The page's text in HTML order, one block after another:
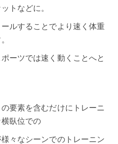
トなどに。
ルすることでより速く体重
ーツでは速く動くことへと
要素を含むだけにトレーニ
臥位での
々なシーンでのトレーニン